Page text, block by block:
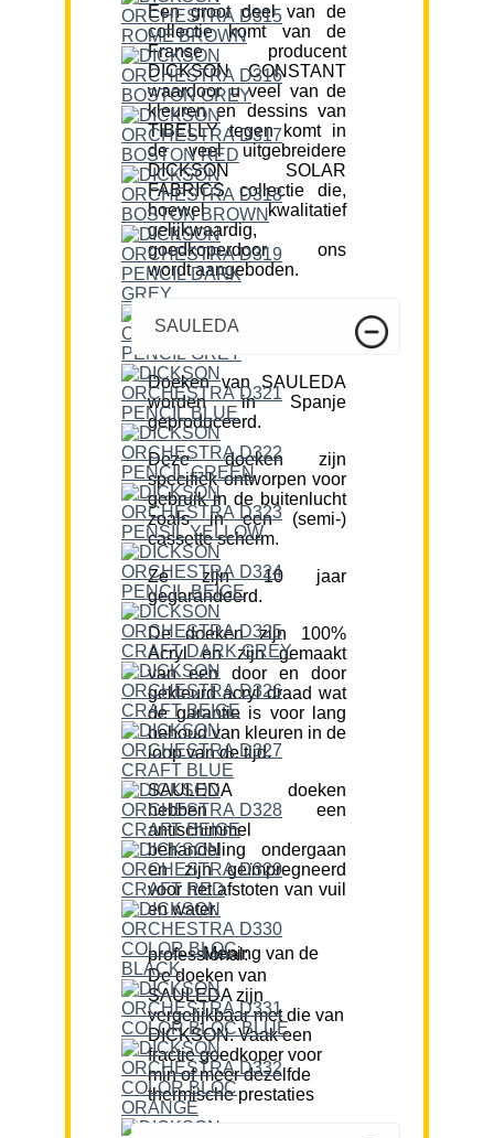
Een groot deel van de
collectie komt van de
Franse producent
DICKSON CONSTANT
waardoor u veel van de
kleuren en dessins van
TIBELLY tegen komt in
de veel uitgebreidere
DICKSON SOLAR
FABRICS collectie die,
hoewel kwalitatief
gelijkwaardig,
goedkoperdoor ons
wordt aangeboden.
SAULEDA
Doeken van SAULEDA
worden in Spanje
geproduceerd.
Deze doeken zijn
specifiek ontworpen voor
gebruik in de buitenlucht
zoals in een (semi-)
cassette scherm.
Ze zijn 10 jaar
gegarandeerd.
De doeken zijn 100%
Acryl en zijn gemaakt
van een door en door
gekleurd acryl draad wat
de garantie is voor lang
behoud van kleuren in de
loop van de tijd.
SAULEDA doeken
hebben een
antischimmel
behandeling ondergaan
en zijn geïmpregneerd
voor het afstoten van vuil
en water.
Mening van de professional:
De doeken van
SAULEDA zijn
vergelijkbaar met die van
DICKSON. Vaak een
fractie goedkoper voor
min of meer dezelfde
thermische prestaties